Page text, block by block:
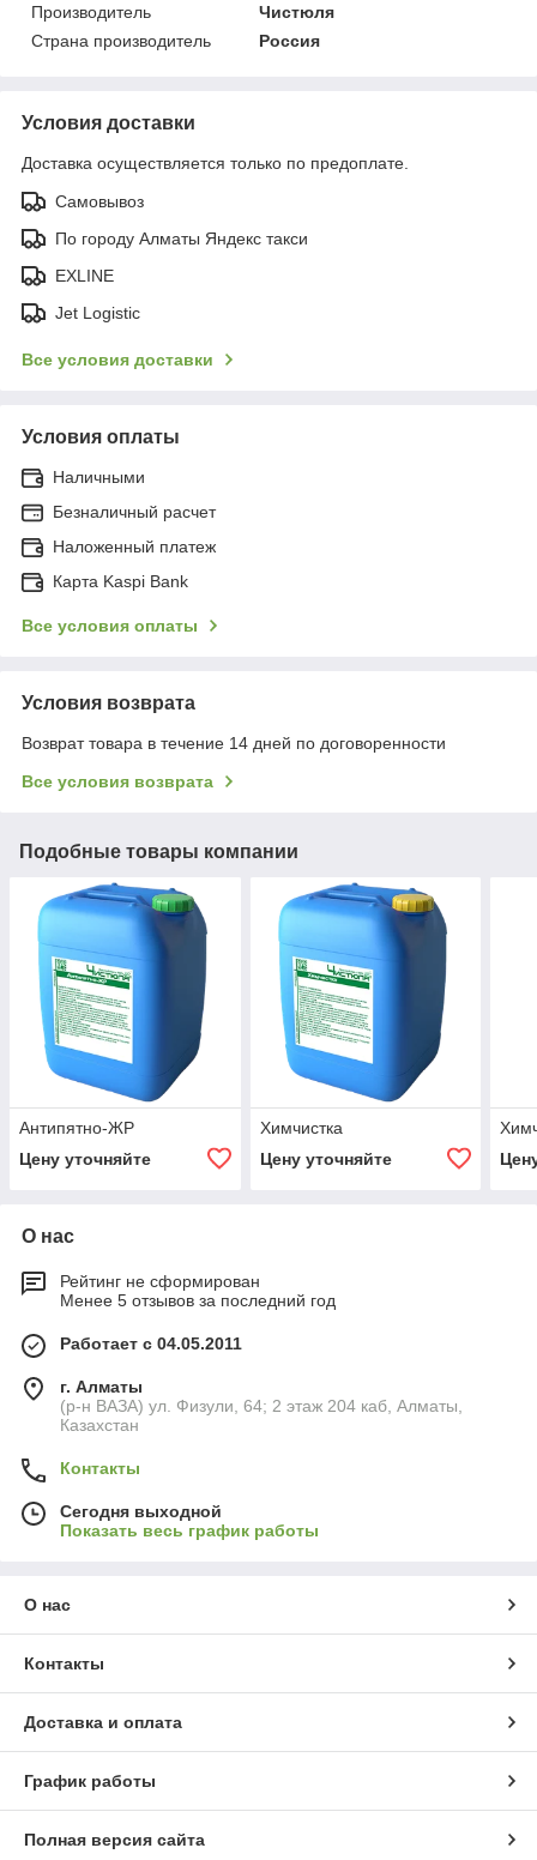
Производитель
Чистюля
Страна производитель
Россия
Условия доставки
Доставка осуществляется только по предоплате.
Самовывоз
По городу Алматы Яндекс такси
EXLINE
Jet Logistic
Все условия доставки
Условия оплаты
Наличными
Безналичный расчет
Наложенный платеж
Карта Kaspi Bank
Все условия оплаты
Условия возврата
Возврат товара в течение 14 дней по договоренности
Все условия возврата
Подобные товары компании
Антипятно-ЖР
Цену уточняйте
Химчистка
Цену уточняйте
О нас
Рейтинг не сформирован
Менее 5 отзывов за последний год
Работает с 04.05.2011
г. Алматы
(р-н ВАЗА) ул. Физули, 64; 2 этаж 204 каб, Алматы,
Казахстан
Контакты
Сегодня выходной
Показать весь график работы
О нас
Контакты
Доставка и оплата
График работы
Полная версия сайта